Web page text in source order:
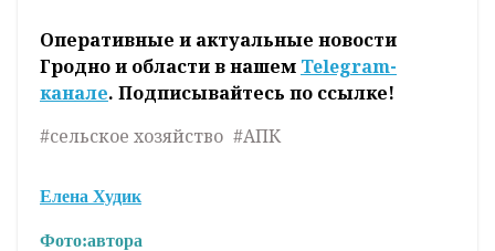
Оперативные и актуальные новости
Гродно и области в нашем Telegram-
канале. Подписывайтесь по ссылке!
#сельское хозяйство #АПК
Елена Худик
Фото:автора